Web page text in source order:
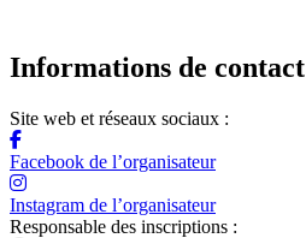
Informations de contact
Site web et réseaux sociaux :
Facebook de l’organisateur
Instagram de l’organisateur
Responsable des inscriptions :